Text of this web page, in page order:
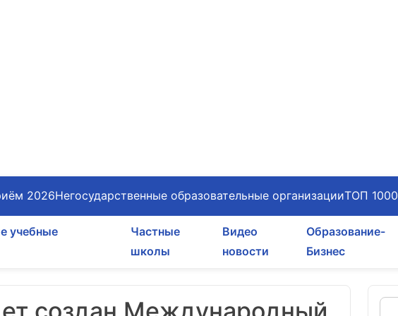
2026Негосударственные образовательные организацииТОП 1000
учебные
Частные
школы
Видео
новости
Образование-
Бизнес